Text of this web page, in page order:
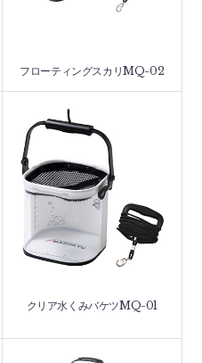
フローティングスカリMQ-02
クリア水くみバケツMQ-01